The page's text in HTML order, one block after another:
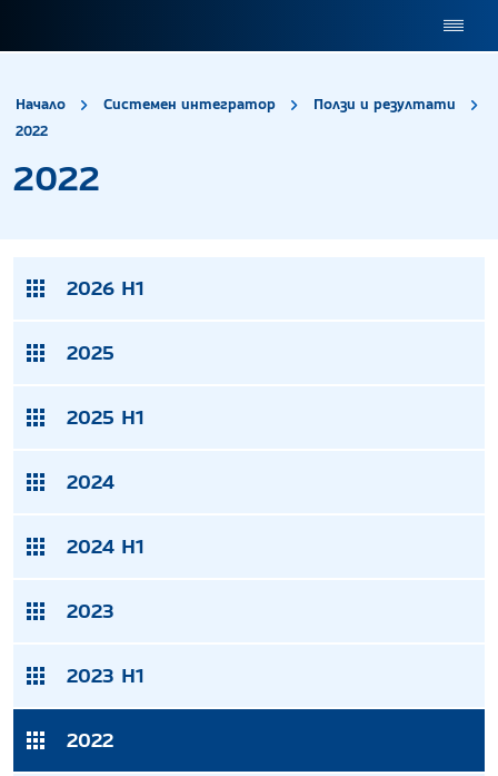
Начало Системен интегратор
Ползи и резултати
2022
2022
2026 H1
2025
2025 H1
2024
2024 H1
2023
2023 H1
2022